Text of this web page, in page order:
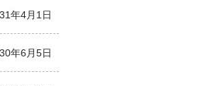
年4月1日
年6月5日